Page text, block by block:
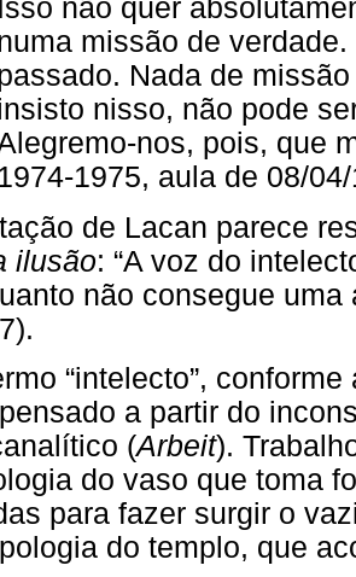
Isso não quer
missão de
Nada de
nisso, não pode
nos, pois, que
1974-1975, aula de 08/
de Lacan parece
ilusão: “A voz do
não consegue uma
“intelecto”,
a partir do
(Arbeit).
do vaso que toma
para fazer surgir o
do templo, que